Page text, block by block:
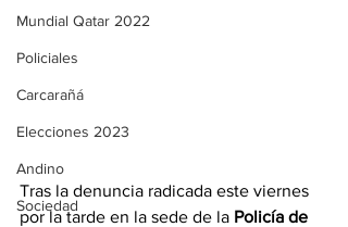
Mundial Qatar 2022
Policiales
Carcarañá
Elecciones 2023
Andino
Sociedad
Tras la denuncia radicada este viernes
por la tarde en la sede de la Policía de